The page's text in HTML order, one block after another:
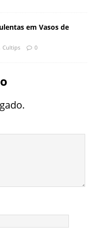
em Vasos de
Cultips 0